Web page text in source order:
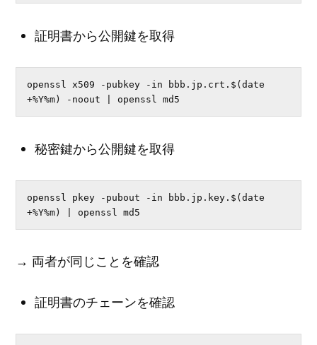
証明書から公開鍵を取得
openssl x509 -pubkey -in bbb.jp.crt.$(date
+%Y%m) -noout | openssl md5
秘密鍵から公開鍵を取得
openssl pkey -pubout -in bbb.jp.key.$(date
+%Y%m) | openssl md5
→ 両者が同じことを確認
証明書のチェーンを確認